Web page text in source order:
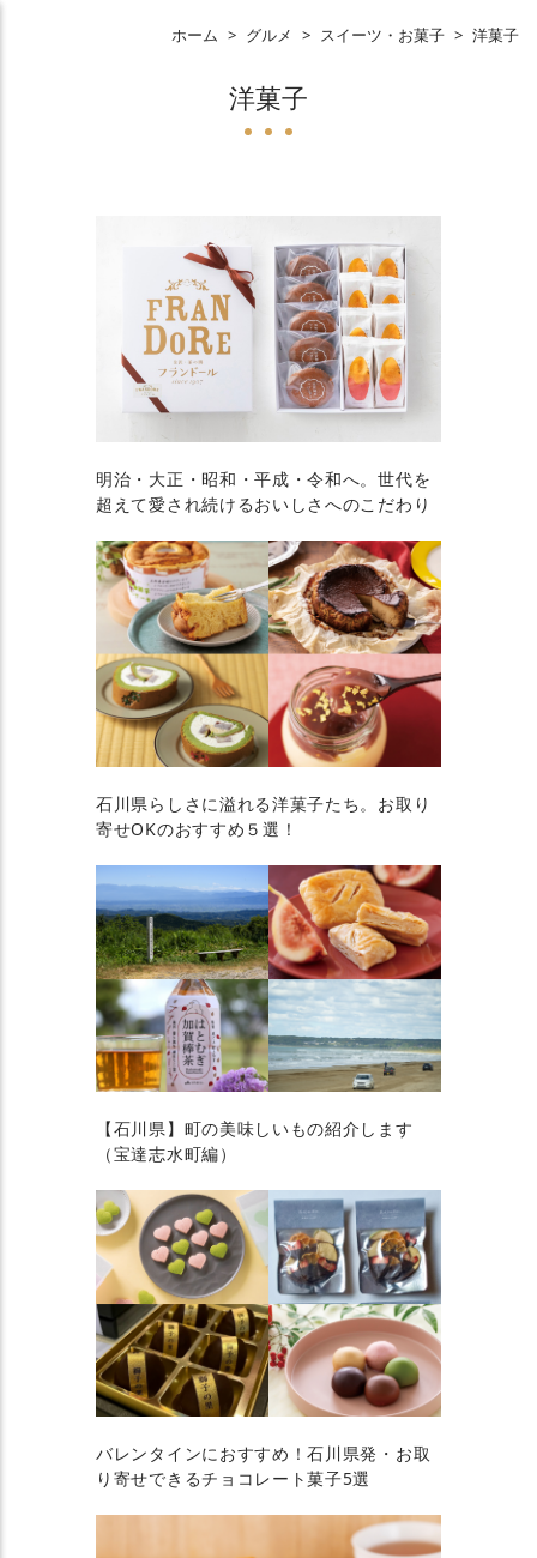
ホーム > グルメ > スイーツ・お菓子 > 洋菓子
洋菓子
明治・大正・昭和・平成・令和へ。世代を
超えて愛され続けるおいしさへのこだわり
石川県らしさに溢れる洋菓子たち。お取り
寄せOKのおすすめ５選！
【石川県】町の美味しいもの紹介します
（宝達志水町編）
バレンタインにおすすめ！石川県発・お取
り寄せできるチョコレート菓子5選